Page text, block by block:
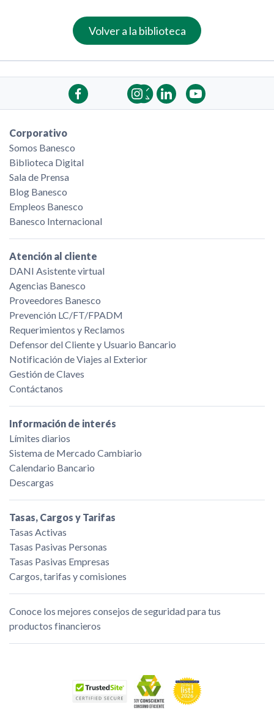
Volver a la biblioteca
Corporativo
Somos Banesco
Biblioteca Digital
Sala de Prensa
Blog Banesco
Empleos Banesco
Banesco Internacional
Atención al cliente
DANI Asistente virtual
Agencias Banesco
Proveedores Banesco
Prevención LC/FT/FPADM
Requerimientos y Reclamos
Defensor del Cliente y Usuario Bancario
Notificación de Viajes al Exterior
Gestión de Claves
Contáctanos
Información de interés
Límites diarios
Sistema de Mercado Cambiario
Calendario Bancario
Descargas
Tasas, Cargos y Tarifas
Tasas Activas
Tasas Pasivas Personas
Tasas Pasivas Empresas
Cargos, tarifas y comisiones
Conoce los mejores consejos de seguridad para tus
productos financieros